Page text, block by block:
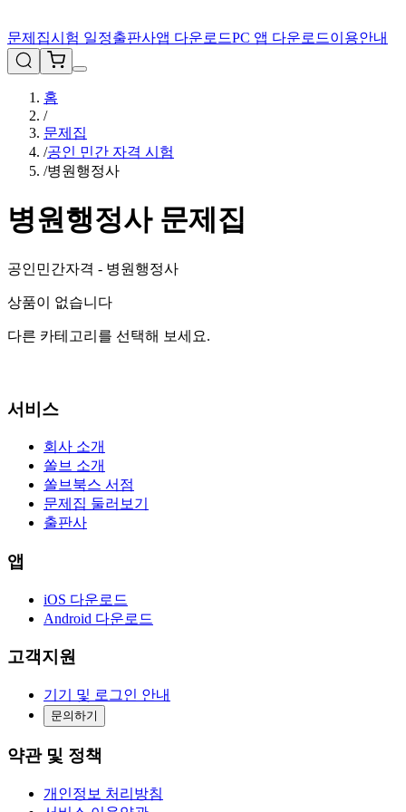
문제집시험 일정출판사앱 다운로드PC 앱 다운로드이용안내
홈
/
문제집
/공인 민간 자격 시험
/병원행정사
병원행정사문제집
공인민간자격 - 병원행정사
상품이 없습니다
다른 카테고리를 선택해 보세요.
서비스
회사 소개
쏠브 소개
쏠브북스 서점
문제집 둘러보기
출판사
앱
iOS 다운로드
Android 다운로드
고객지원
기기 및 로그인 안내
문의하기
약관 및 정책
개인정보 처리방침